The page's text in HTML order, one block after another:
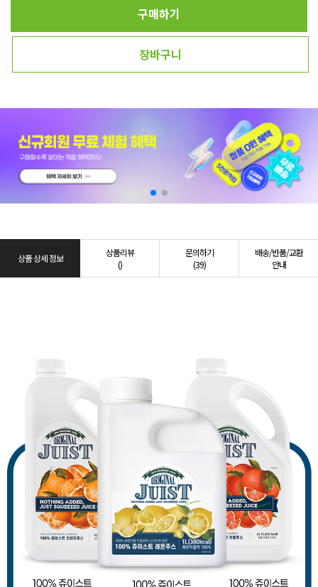
구매하기
장바구니
상품 상세 정보
상품리뷰
()
문의하기
(39)
배송/반품/교환
안내